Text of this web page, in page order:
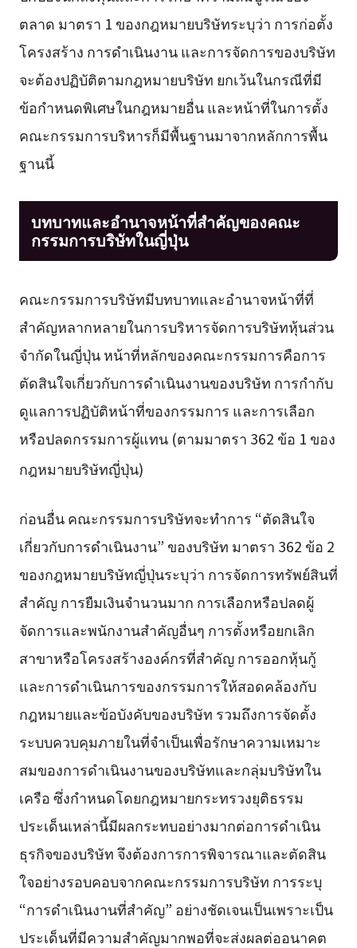
ตลาด มาตรา 1 ของกฎหมายบริษัทระบุว่า การก่อตั้ง
โครงสร้าง การดำเนินงาน และการจัดการของบริษัท
จะต้องปฏิบัติตามกฎหมายบริษัท ยกเว้นในกรณีที่มี
ข้อกำหนดพิเศษในกฎหมายอื่น และหน้าที่ในการตั้ง
คณะกรรมการบริหารก็มีพื้นฐานมาจากหลักการพื้น
ฐานนี้
บทบาทและอำนาจหน้าที่สำคัญของคณะ
กรรมการบริษัทในญี่ปุ่น
คณะกรรมการบริษัทมีบทบาทและอำนาจหน้าที่ที่
สำคัญหลากหลายในการบริหารจัดการบริษัทหุ้นส่วน
จำกัดในญี่ปุ่น หน้าที่หลักของคณะกรรมการคือการ
ตัดสินใจเกี่ยวกับการดำเนินงานของบริษัท การกำกับ
ดูแลการปฏิบัติหน้าที่ของกรรมการ และการเลือก
หรือปลดกรรมการผู้แทน (ตามมาตรา 362 ข้อ 1 ของ
กฎหมายบริษัทญี่ปุ่น)
ก่อนอื่น คณะกรรมการบริษัทจะทำการ “ตัดสินใจ
เกี่ยวกับการดำเนินงาน” ของบริษัท มาตรา 362 ข้อ 2
ของกฎหมายบริษัทญี่ปุ่นระบุว่า การจัดการทรัพย์สินที่
สำคัญ การยืมเงินจำนวนมาก การเลือกหรือปลดผู้
จัดการและพนักงานสำคัญอื่นๆ การตั้งหรือยกเลิก
สาขาหรือโครงสร้างองค์กรที่สำคัญ การออกหุ้นกู้
และการดำเนินการของกรรมการให้สอดคล้องกับ
กฎหมายและข้อบังคับของบริษัท รวมถึงการจัดตั้ง
ระบบควบคุมภายในที่จำเป็นเพื่อรักษาความเหมาะ
สมของการดำเนินงานของบริษัทและกลุ่มบริษัทใน
เครือ ซึ่งกำหนดโดยกฎหมายกระทรวงยุติธรรม
ประเด็นเหล่านี้มีผลกระทบอย่างมากต่อการดำเนิน
ธุรกิจของบริษัท จึงต้องการการพิจารณาและตัดสิน
ใจอย่างรอบคอบจากคณะกรรมการบริษัท การระบุ
“การดำเนินงานที่สำคัญ” อย่างชัดเจนเป็นเพราะเป็น
ประเด็นที่มีความสำคัญมากพอที่จะส่งผลต่ออนาคต